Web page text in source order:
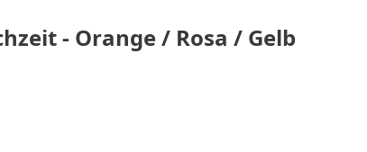
- Orange / Rosa / Gelb